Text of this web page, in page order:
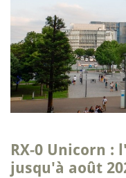
RX-0 Unicorn :
jusqu'à août